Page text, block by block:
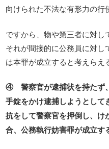
向けられた不法な有形力の行
ですから、物や第三者に対し
それが間接的に公務員に対し
は本罪が成立すると考えらえ
④ 警察官が逮捕状を持たず
手錠をかけ逮捕しようとし
抗をして警察官を押倒し、
合、公務執行妨害罪が成立す